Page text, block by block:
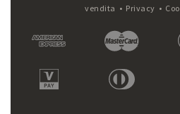
vendita • Privacy •